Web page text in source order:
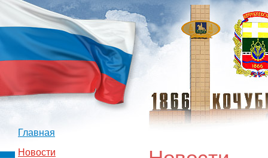
Главная
Новости